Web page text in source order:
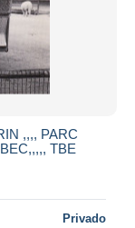
,,,, PARC
TBE
Privado